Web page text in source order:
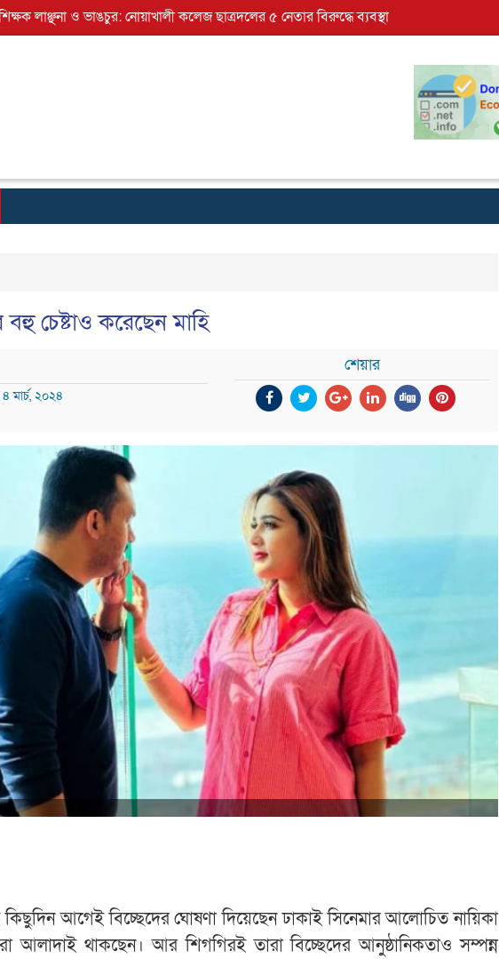
লাঞ্ছনা ও ভাঙচুর: নোয়াখালী কলেজ ছাত্রদলের ৫ নেতার বিরুদ্ধে ব্যবস্থা
বহু চেষ্টাও করেছেন মাহি
মার্চ, ২০২৪
শেয়ার
কিছুদিন আগেই বিচ্ছেদের ঘোষণা দিয়েছেন ঢাকাই সিনেমার আলোচিত নায়িকা
আলাদাই থাকছেন। আর শিগগিরই তারা বিচ্ছেদের আনুষ্ঠানিকতাও সম্পন্ন